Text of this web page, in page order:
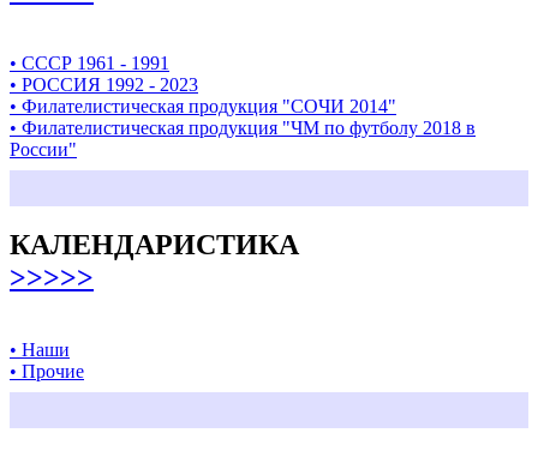
• СССР 1961 - 1991
• РОССИЯ 1992 - 2023
• Филателистическая продукция "СОЧИ 2014"
• Филателистическая продукция "ЧМ по футболу 2018 в
России"
КАЛЕНДАРИСТИКА
>>>>>
• Наши
• Прочие